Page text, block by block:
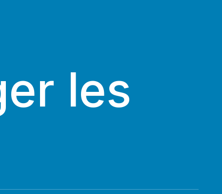
les